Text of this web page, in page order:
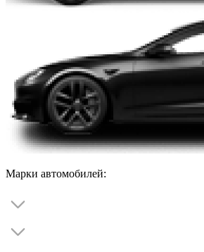
Марки автомобилей: